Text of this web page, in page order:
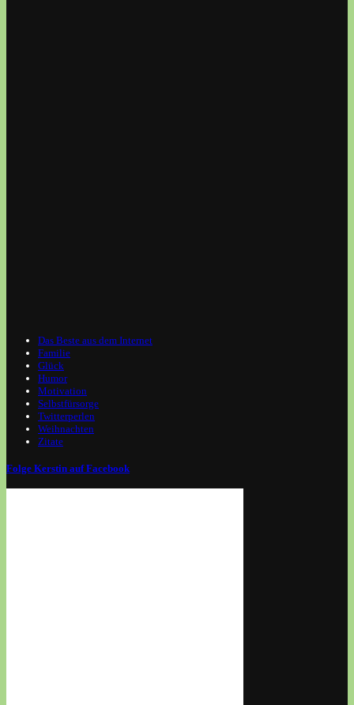
Das Beste aus dem Internet
Familie
Glück
Humor
Motivation
Selbstfürsorge
Twitterperlen
Weihnachten
Zitate
Folge Kerstin auf Facebook